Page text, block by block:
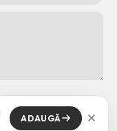
ADAUGĂ